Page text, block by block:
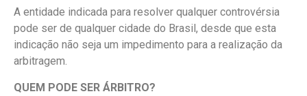
A entidade indicada para resolver qualquer controvérsia
pode ser de qualquer cidade do Brasil, desde que esta
indicação não seja um impedimento para a realização da
arbitragem.
QUEM PODE SER ÁRBITRO?